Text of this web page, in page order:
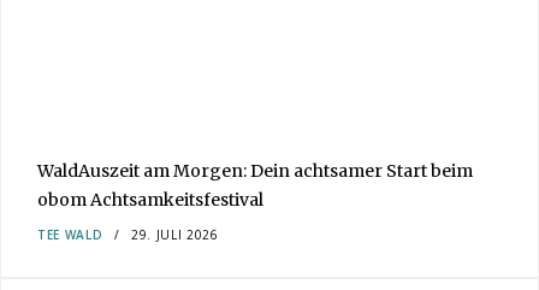
WaldAuszeit am Morgen: Dein achtsamer Start beim
obom Achtsamkeitsfestival
TEE WALD 29. JULI 2026